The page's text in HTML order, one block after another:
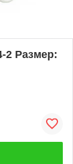
2 Размер: